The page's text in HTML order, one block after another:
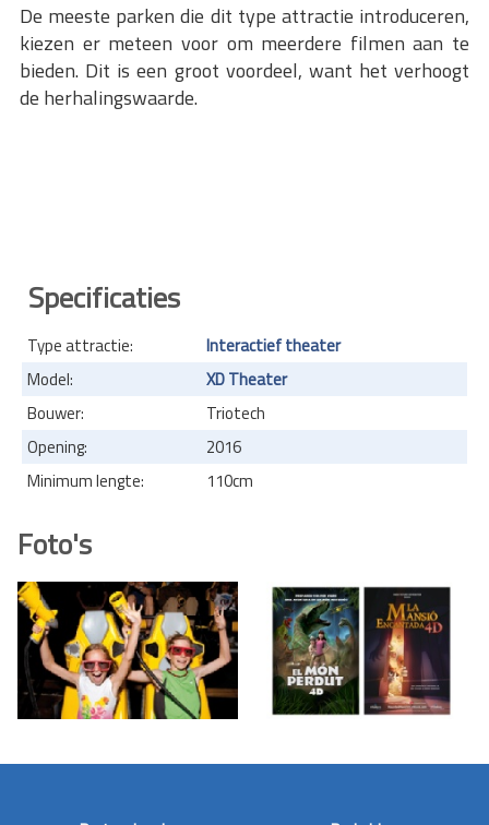
De meeste parken die dit type attractie introduceren,
kiezen er meteen voor om meerdere filmen aan te
bieden. Dit is een groot voordeel, want het verhoogt
de herhalingswaarde.
Specificaties
Type attractie:
Interactief theater
Model:
XD Theater
Bouwer:
Triotech
Opening:
2016
Minimum lengte:
110cm
Foto's